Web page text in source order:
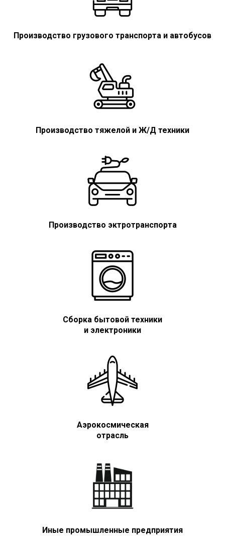
Производство грузового транспорта и автобусов
Производство тяжелой и Ж/Д техники
Производство эктротранспорта
Сборка бытовой техники
и электроники
Аэрокосмическая
отрасль
Иные промышленные предприятия